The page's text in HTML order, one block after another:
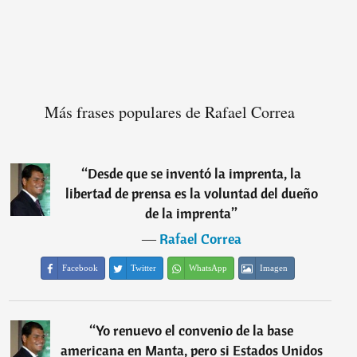
Más frases populares de Rafael Correa
“Desde que se inventó la imprenta, la
libertad de prensa es la voluntad del dueño
de la imprenta”
―Rafael Correa
Facebook Twitter WhatsApp Imagen
“Yo renuevo el convenio de la base
americana en Manta, pero si Estados Unidos